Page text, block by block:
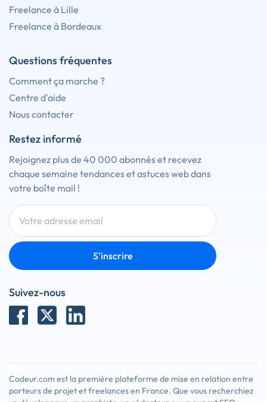
Freelance à Lille
Freelance à Bordeaux
Questions fréquentes
Comment ça marche ?
Centre d'aide
Nous contacter
Restez informé
Rejoignez plus de 40 000 abonnés et recevez
chaque semaine tendances et astuces web dans
votre boîte mail !
S'inscrire
Suivez-nous
Codeur.com est la première plateforme de mise en relation entre
porteurs de projet et freelances en France. Que vous recherchiez